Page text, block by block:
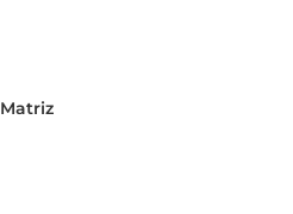
Matriz